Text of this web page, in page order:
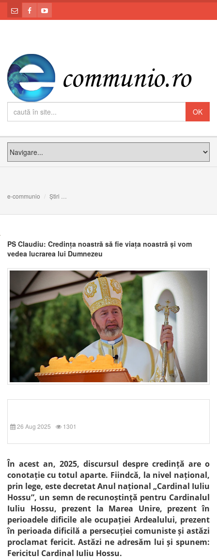
e-communio Știri
PS Claudiu: Credința noastră să fie viața noastră și vom
vedea lucrarea lui Dumnezeu
26 Aug 2025 1301
În acest an, 2025, discursul despre credință are o
conotație cu totul aparte. Fiindcă, la nivel național,
prin lege, este decretat Anul național „Cardinal Iuliu
Hossu”, un semn de recunoștință pentru Cardinalul
Iuliu Hossu, prezent la Marea Unire, prezent în
perioadele dificile ale ocupației Ardealului, prezent
în perioada dificilă a persecuției comuniste și astăzi
proclamat fericit. Astăzi ne adresăm lui și spunem:
Fericitul Cardinal Iuliu Hossu.